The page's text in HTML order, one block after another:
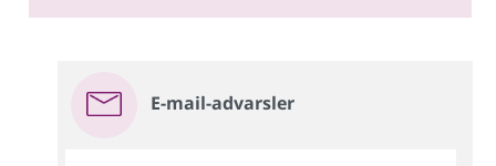
E-mail-advarsler